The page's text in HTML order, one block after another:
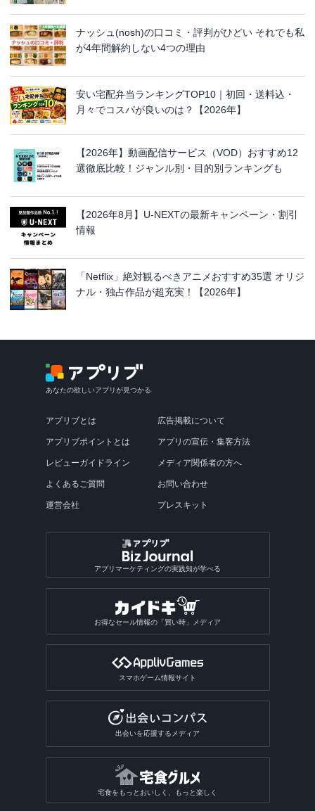
ナッシュ(nosh)の口コミ・評判がひどい それでも私
が4年間解約しない4つの理由
安い宅配弁当ランキングTOP10｜初回・送料込・
月々でコスパが良いのは？【2026年】
【2026年】動画配信サービス（VOD）おすすめ12
選徹底比較！ジャンル別・目的別ランキングも
【2026年8月】U-NEXTの最新キャンペーン・割引
情報
「Netflix」絶対観るべきアニメおすすめ35選 オリジ
ナル・独占作品が超充実！【2026年】
あなたの欲しいアプリが見つかる
アプリブとは
アプリブポイントとは
レビューガイドライン
よくあるご質問
運営会社
広告掲載について
アプリの宣伝・集客方法
メディア関係者の方へ
お問い合わせ
プレスキット
アプリマーケティングの実践知が学べる
お得なセール情報の「買い時」メディア
スマホゲーム情報サイト
出会いを応援するメディア
宅食をもっとおいしく、もっと楽しく